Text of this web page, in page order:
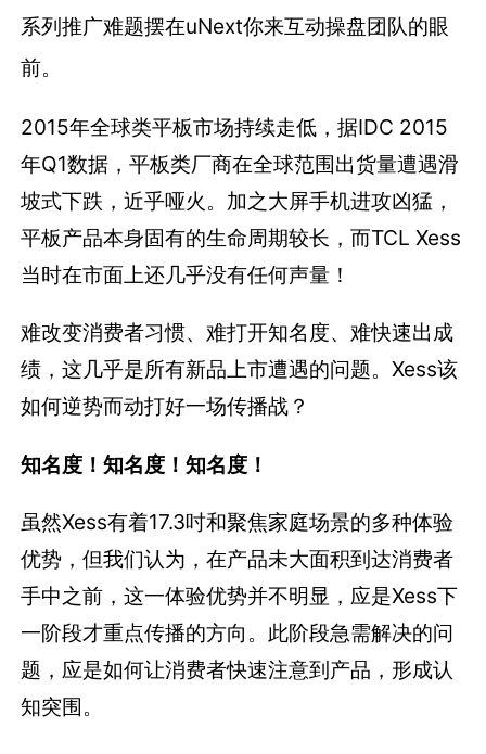
系列推广难题摆在uNext你来互动操盘团队的眼
前。
2015年全球类平板市场持续走低，据IDC 2015
年Q1数据，平板类厂商在全球范围出货量遭遇滑
坡式下跌，近乎哑火。加之大屏手机进攻凶猛，
平板产品本身固有的生命周期较长，而TCL Xess
当时在市面上还几乎没有任何声量！
难改变消费者习惯、难打开知名度、难快速出成
绩，这几乎是所有新品上市遭遇的问题。Xess该
如何逆势而动打好一场传播战？
知名度！知名度！知名度！
虽然Xess有着17.3吋和聚焦家庭场景的多种体验
优势，但我们认为，在产品未大面积到达消费者
手中之前，这一体验优势并不明显，应是Xess下
一阶段才重点传播的方向。此阶段急需解决的问
题，应是如何让消费者快速注意到产品，形成认
知突围。